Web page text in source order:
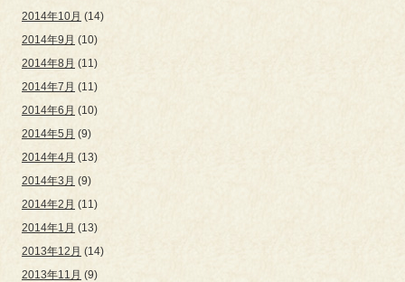
2014年10月 (14)
2014年9月 (10)
2014年8月 (11)
2014年7月 (11)
2014年6月 (10)
2014年5月 (9)
2014年4月 (13)
2014年3月 (9)
2014年2月 (11)
2014年1月 (13)
2013年12月 (14)
2013年11月 (9)